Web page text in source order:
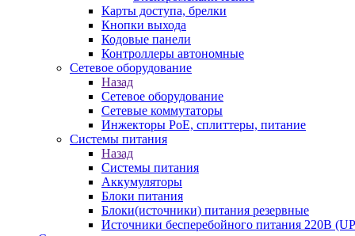
Карты доступа, брелки
Кнопки выхода
Кодовые панели
Контроллеры автономные
Сетевое оборудование
Назад
Сетевое оборудование
Сетевые коммутаторы
Инжекторы РоЕ, сплиттеры, питание
Системы питания
Назад
Системы питания
Аккумуляторы
Блоки питания
Блоки(источники) питания резервные
Источники бесперебойного питания 220В